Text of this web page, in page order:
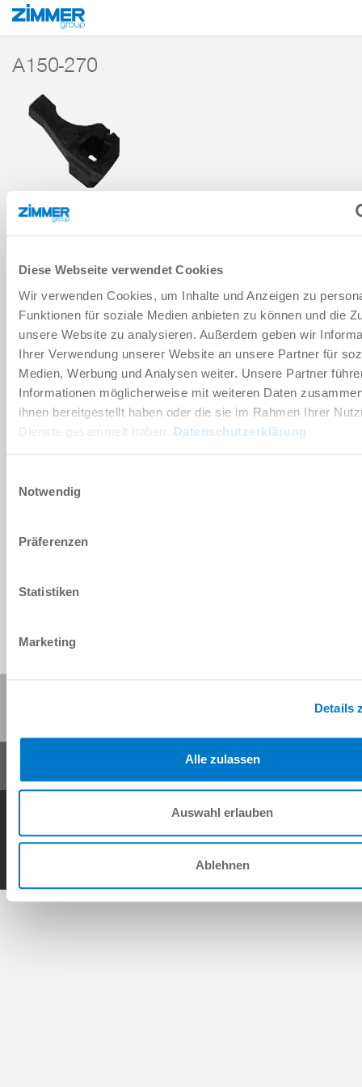
Diese Webseite verwendet Cookies
Wir verwenden Cookies, um Inhalte und Anzeigen zu
Funktionen für soziale Medien anbieten zu können und die
unsere Website zu analysieren. Außerdem geben wir
Ihrer Verwendung unserer Website an unsere Partner für
Medien, Werbung und Analysen weiter. Unsere Partner
Informationen möglicherweise mit weiteren Daten
ihnen bereitgestellt haben oder die sie im Rahmen Ihrer
Dienste gesammelt haben. Datenschutzerklärung
Notwendig
Präferenzen
Statistiken
Marketing
Details
Alle zulassen
Auswahl erlauben
Ablehnen
Start Produkte
A150-270
ANSCHLAGHEBEL
ZUM WARENKORB HINZUFÜGEN
ZUM VERGLEICH HINZUFÜGEN
Technische Daten
Impressum Kontakt